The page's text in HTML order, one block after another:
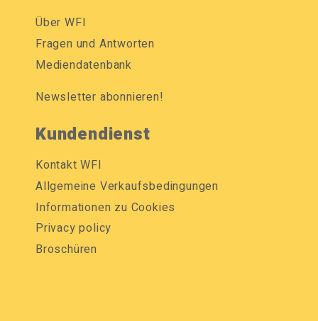
Über WFI
Fragen und Antworten
Mediendatenbank
Newsletter abonnieren!
Kundendienst
Kontakt WFI
Allgemeine Verkaufsbedingungen
Informationen zu Cookies
Privacy policy
Broschüren